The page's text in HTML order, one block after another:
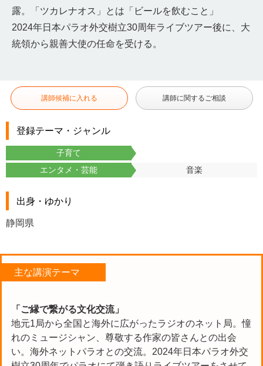
露。「ツカレナオス」とは「ビールを飲むこと」
2024年日本パラオ外交樹立30周年ライブツアー後に、大
統領から親善大使の任命を受ける。
講師候補に入れる 講師に関するご相談
登録テーマ・ジャンル
子育て
エンタメ・芸能
音楽
出身・ゆかり
静岡県
主な講演テーマ
「ご縁で繋がる文化交流」
地元1局から全国と海外に広がったラジオのネット局。憧
れのミュージシャン、尊敬する作家の皆さんとの出会
い。海外ネットパラオとの交流。2024年日本パラオ外交